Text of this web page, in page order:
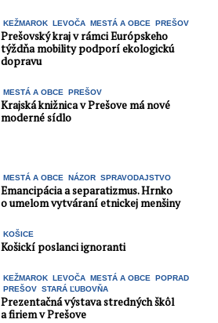
KEŽMAROK LEVOČA MESTÁ A OBCE PREŠOV
Prešovský kraj v rámci Európskeho
týždňa mobility podporí ekologickú
dopravu
MESTÁ A OBCE PREŠOV
Krajská knižnica v Prešove má nové
moderné sídlo
MESTÁ A OBCE NÁZOR SPRAVODAJSTVO
Emancipácia a separatizmus. Hrnko
o umelom vytváraní etnickej menšiny
KOŠICE
Košickí poslanci ignoranti
KEŽMAROK LEVOČA MESTÁ A OBCE
POPRAD
PREŠOV STARÁ ĽUBOVŇA
Prezentačná výstava stredných škôl
a firiem v Prešove